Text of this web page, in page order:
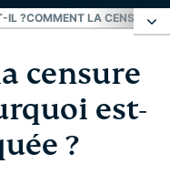
IL ?COMMENT LA CENSURE
et pourquoi
: comment
censure
est-
?